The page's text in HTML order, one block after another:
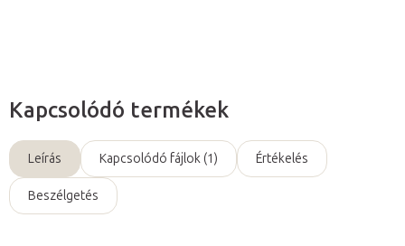
Kapcsolódó termékek
Leírás Kapcsolódó fájlok (1) Értékelés
Beszélgetés